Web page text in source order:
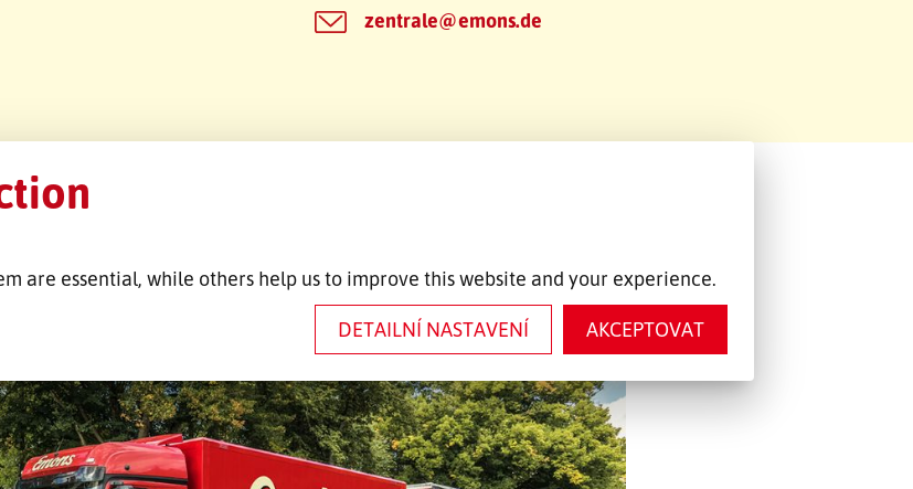
zentrale@emons.de
are essential, while others help us to improve this website and your experience.
DETAILNÍ NASTAVENÍ AKCEPTOVAT